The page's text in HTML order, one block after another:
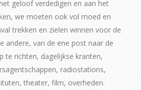
geloof verdedigen en aan het
we moeten ook vol moed en
trekken en zielen winnen voor de
andere, van de ene post naar de
te richten, dagelijkse kranten,
radiostations,
theater, film, overheden.